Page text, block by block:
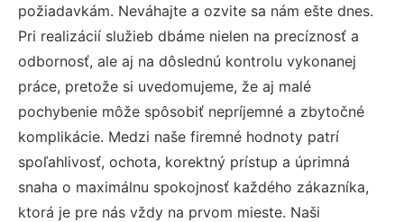
požiadavkám. Neváhajte a ozvite sa nám ešte dnes.
Pri realizácií služieb dbáme nielen na precíznosť a
odbornosť, ale aj na dôslednú kontrolu vykonanej
práce, pretože si uvedomujeme, že aj malé
pochybenie môže spôsobiť nepríjemné a zbytočné
komplikácie. Medzi naše firemné hodnoty patrí
spoľahlivosť, ochota, korektný prístup a úprimná
snaha o maximálnu spokojnosť každého zákazníka,
ktorá je pre nás vždy na prvom mieste. Naši